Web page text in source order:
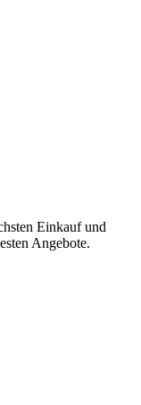
Einkauf und
Angebote.